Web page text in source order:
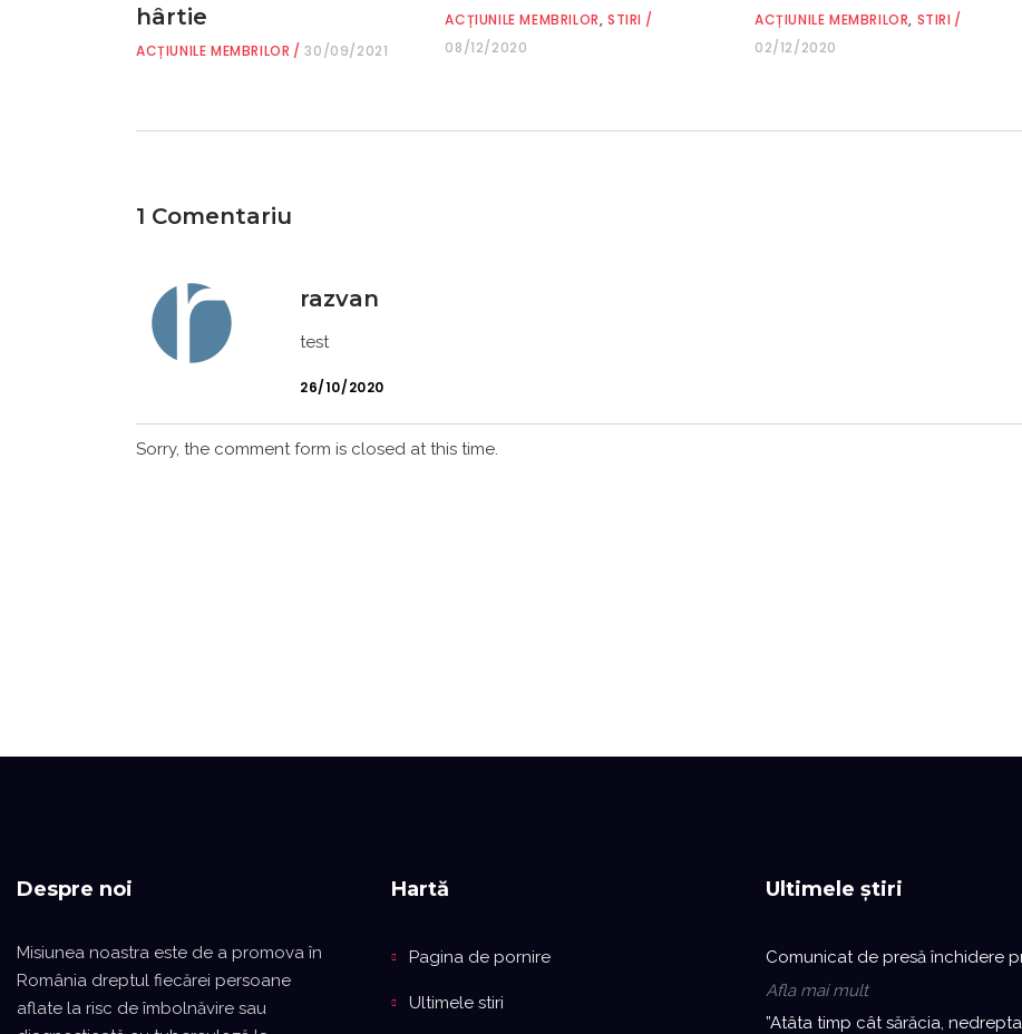
hârtie
ACȚIUNILE MEMBRILOR 30/09/2021
ACȚIUNILE MEMBRILOR,STIRI
08/12/2020
ACȚIUNILE MEMBRILOR, STIRI
02/12/2020
1 Comentariu
razvan
test
26/10/2020
Sorry, the comment form is closed at this time.
Despre noi
Misiunea noastra este de a promova în
România dreptul fiecărei persoane
aflate la risc de îmbolnăvire sau
Hartă
Pagina de pornire
Ultimele stiri
Ultimele știri
Comunicat de presă închidere
Afla mai mult
”Atâta timp cât sărăcia,